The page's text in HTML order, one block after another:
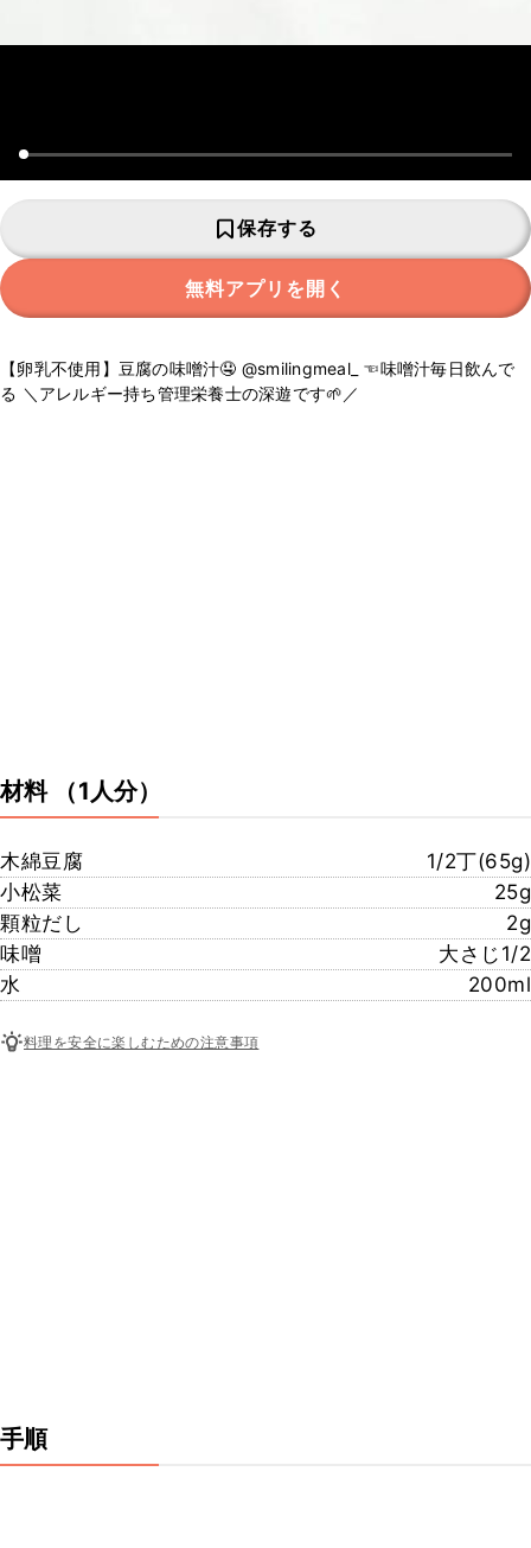
保存する
無料アプリを開く
【卵乳不使用】豆腐の味噌汁🤤 @smilingmeal_ ☜味噌汁毎日飲んで
る ＼アレルギー持ち管理栄養士の深遊です🌱／
材料 （1人分）
木綿豆腐
1/2丁(65g)
小松菜
25g
顆粒だし
2g
味噌
大さじ1/2
水
200ml
料理を安全に楽しむための注意事項
手順